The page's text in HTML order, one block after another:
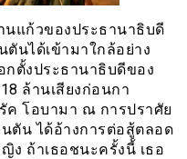
แก้วของประธานาธิบดี
นได้เข้ามาใกล้อย่าง
กตั้งประธานาธิบดีของ
ล้านเสียงก่อนกา
ค โอบามา ณ การปราศัย
ตัน ได้อ้างการต่อสู้ตลอด
ง ถ้าเธอชนะครั้งนี้ เธอ